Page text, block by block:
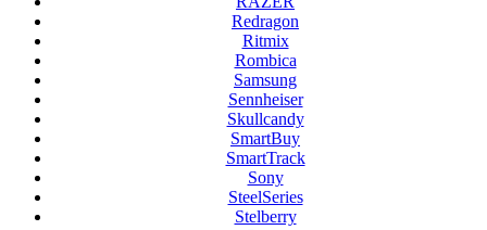
Redragon
Ritmix
Rombica
Samsung
Sennheiser
Skullcandy
SmartBuy
SmartTrack
Sony
SteelSeries
Stelberry